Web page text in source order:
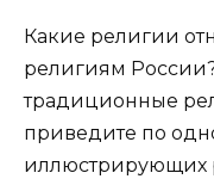
Какие религии
религиям
традиционные
приведите по
иллюстрирующих